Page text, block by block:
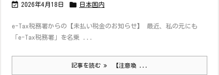
 2026年4月18日  日本国内
e-Tax税務署からの【未払い税金のお知らせ】 最近、私の元にも
「e-Tax税務署」を名乗 ...
記事を読む 【注意喚 ...